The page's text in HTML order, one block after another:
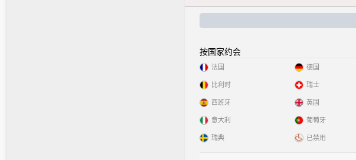
按国家约会
法国
比利时
西班牙
意大利
瑞典
德国
瑞士
英国
葡萄牙
已禁用